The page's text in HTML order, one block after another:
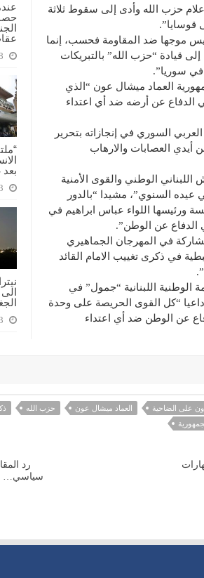
حزب الله وأدى إلى سقوط ثلاثة
قوسايا”.
ليس موجها ضد المقاومة فحسب، إنما
قيادة “حزب الله” بالتبريكات
في سوريا”.
العماد ميشال عون “الذي
الدفاع عن أرضه ضد أي اعتداء
السوري في إنجازاته بتحرير
أيدي العصابات والارهاب
اللبناني الوطني والقوى الأمنية
في عيده السنوي”، مشيدا “بالدور
ورئيسها اللواء عباس ابراهيم في
الدفاع عن الوطن”.
في المهرجان الجماهيري
في ذكرى تغييب الامام القائد
الوطنية اللبنانية “جمول” في
في 16 أيلول”، داعيا “كل القوى الحريصة على وحدة
عن الوطن ضد أي اعتداء
على الضاحية العماد ميشال عون حزب الله
رد
سياسي…